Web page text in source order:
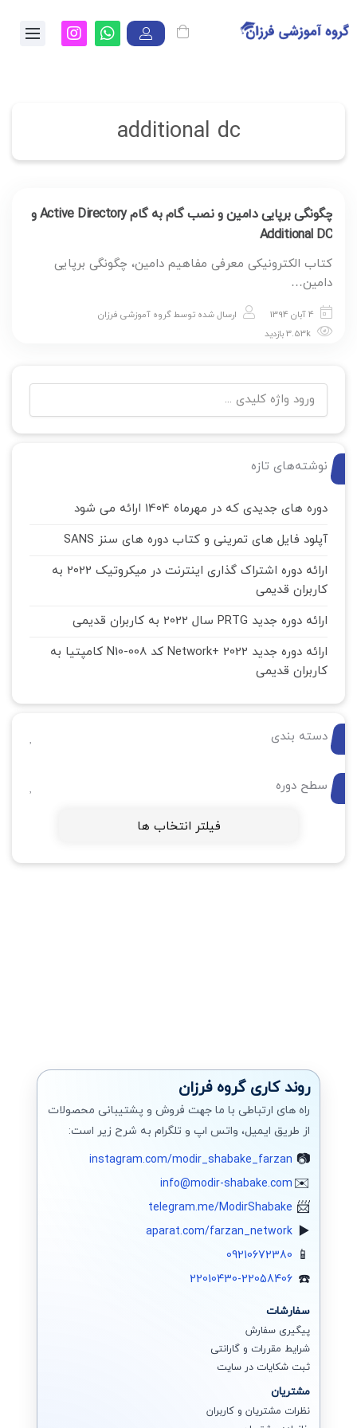
additional dc
چگونگی برپایی دامین و نصب گام به گام Active Directory و
Additional DC
کتاب الکترونیکی معرفی مفاهیم دامین، چگونگی برپایی
دامین…
4 آبان 1394 ارسال شده توسطگروه آموزشی فرزان
نوشته‌های تازه
دوره های جدیدی که در مهرماه 1404 ارائه می شود
آپلود فایل های تمرینی و کتاب دوره های سنز SANS
ارائه دوره اشتراک گذاری اینترنت در میکروتیک 2022 به
کاربران قدیمی
ارائه دوره جدید PRTG سال 2022 به کاربران قدیمی
ارائه دوره جدید Network+ 2022 کد N10-008 کامپتیا به
کاربران قدیمی
دسته بندی
سطح دوره
فیلتر انتخاب ها
روند کاری گروه فرزان
راه های ارتباطی با ما جهت فروش و پشتیبانی محصولات
از طریق ایمیل، واتس اپ و تلگرام به شرح زیر است:
instagram.com/modir_shabake_farzan
info@modir-shabake.com
telegram.me/ModirShabake
aparat.com/farzan_network
09210672380
22010430-22058406
سفارشات
پیگیری سفارش
شرایط مقررات و گارانتی
ثبت شکایات در سایت
مشتریان
نظرات مشتریان و کاربران